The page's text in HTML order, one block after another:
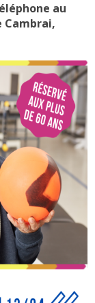
au
Cambrai,